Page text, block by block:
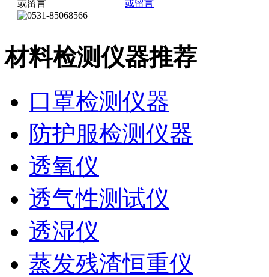
材料检测仪器推荐
口罩检测仪器
防护服检测仪器
透氧仪
透气性测试仪
透湿仪
蒸发残渣恒重仪